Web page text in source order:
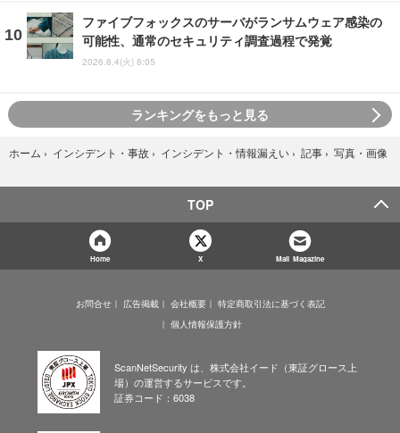
ファイブフォックスのサーバがランサムウェア感染の
可能性、通常のセキュリティ調査過程で発覚
2026.8.4(火) 8:05
ランキングをもっと見る
ホーム › インシデント・事故 › インシデント・情報漏えい › 記事 › 写真・画像
TOP
Home X Mail Magazine
お問合せ 広告掲載 会社概要
特定商取引法に基づく表記
個人情報保護方針
ScanNetSecurity は、株式会社イード（東証グロース上
場）の運営するサービスです。
証券コード：6038